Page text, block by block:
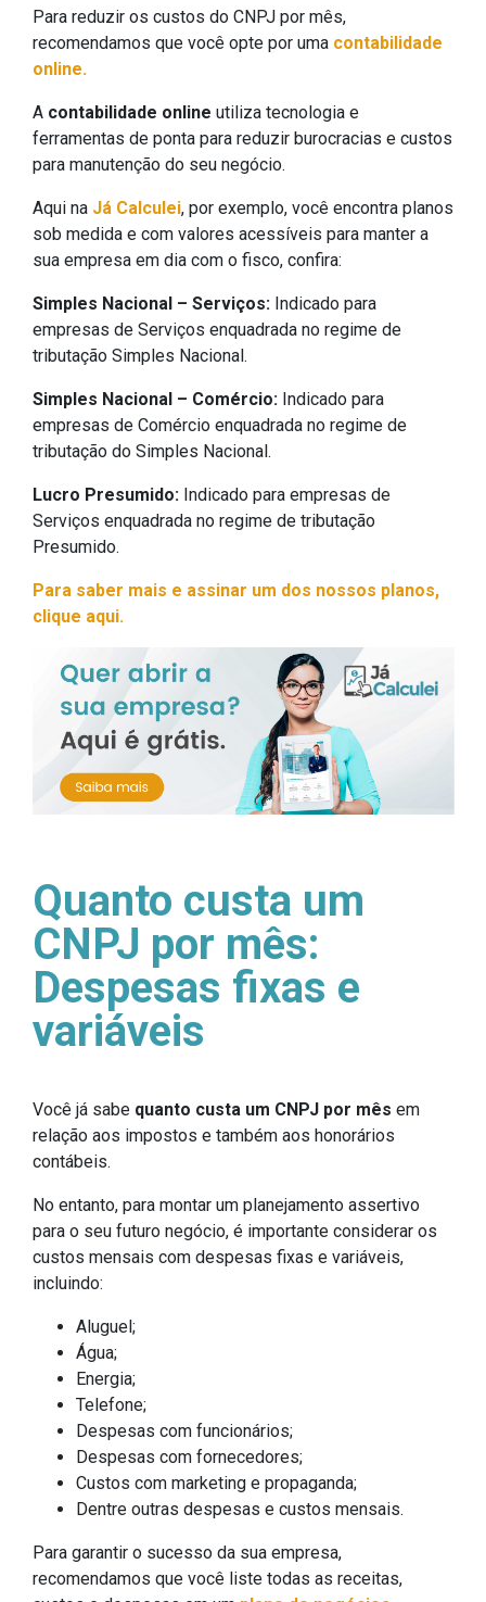
Para reduzir os custos do CNPJ por mês,
recomendamos que você opte por uma contabilidade
online.
A contabilidade online utiliza tecnologia e
ferramentas de ponta para reduzir burocracias e custos
para manutenção do seu negócio.
Aqui na Já Calculei, por exemplo, você encontra planos
sob medida e com valores acessíveis para manter a
sua empresa em dia com o fisco, confira:
Simples Nacional – Serviços: Indicado para
empresas de Serviços enquadrada no regime de
tributação Simples Nacional.
Simples Nacional – Comércio: Indicado para
empresas de Comércio enquadrada no regime de
tributação do Simples Nacional.
Lucro Presumido: Indicado para empresas de
Serviços enquadrada no regime de tributação
Presumido.
Para saber mais e assinar um dos nossos planos,
clique aqui.
Quanto custa um
CNPJ por mês:
Despesas fixas e
variáveis
Você já sabe quanto custa um CNPJ por mês em
relação aos impostos e também aos honorários
contábeis.
No entanto, para montar um planejamento assertivo
para o seu futuro negócio, é importante considerar os
custos mensais com despesas fixas e variáveis,
incluindo:
Aluguel;
Água;
Energia;
Telefone;
Despesas com funcionários;
Despesas com fornecedores;
Custos com marketing e propaganda;
Dentre outras despesas e custos mensais.
Para garantir o sucesso da sua empresa,
recomendamos que você liste todas as receitas,